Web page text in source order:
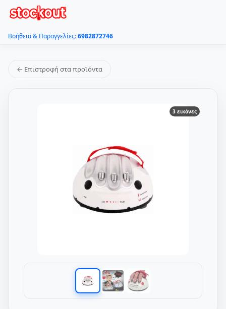
Βοήθεια & Παραγγελίες:6982872746
← Επιστροφή στα προϊόντα
3 εικόνες